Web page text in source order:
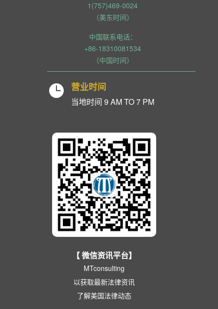
1(757)469-0024
（美东时间）
中国联系电话：
+86-18310081534
（中国时间）
 营业时间
当地时间 9 AM TO 7 PM
【 微信资讯平台】
MTconsulting
以获取最新法律资讯
了解美国法律动态